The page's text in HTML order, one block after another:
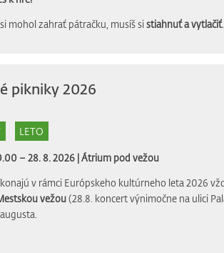
mohol zahrať pátračku, musíš sistiahnuť a vytlačiť
pikniky 2026
LETO
– 28. 8. 2026 |Átrium pod vežou
v rámci Európskeho kultúrneho leta 2026
vežou(28.8. koncert výnimočne na ulici